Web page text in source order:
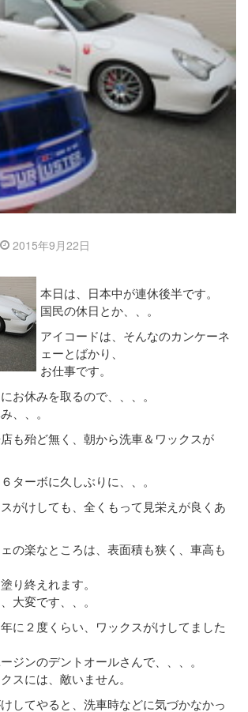
2015年9月22日
本日は、日本中が連休後半です。
国民の休日とか、、。
アイコードは、そんなのカンケーネ
ェーとばかり、
お仕事です。
お休みを取るので、、、。
、、。
も殆ど無く、朝から洗車＆ワックスが
ターボに久しぶりに、、。
がけしても、全くもって見栄えが良くあ
の楽なところは、表面積も狭く、車高も
り終えれます。
大変です、、。
に２度くらい、ワックスがけしてました
ジンのデントオールさんで、、、。
スには、敵いません。
してやると、洗車時などに気づかなかっ